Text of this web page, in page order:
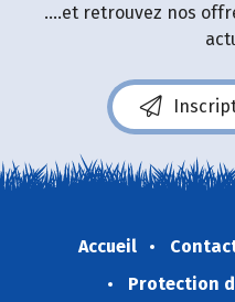
....et retrouvez nos
Accueil
Protection